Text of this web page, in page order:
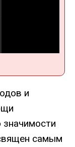
и
самым